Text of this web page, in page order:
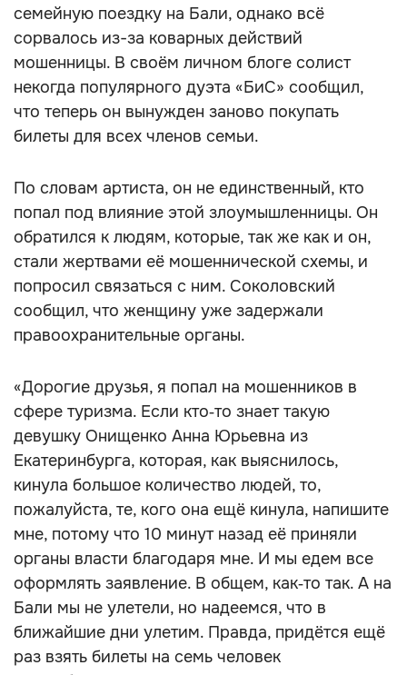
семейную поездку на Бали, однако всё
сорвалось из-за коварных действий
мошенницы. В своём личном блоге солист
некогда популярного дуэта «БиС» сообщил,
что теперь он вынужден заново покупать
билеты для всех членов семьи.
По словам артиста, он не единственный, кто
попал под влияние этой злоумышленницы. Он
обратился к людям, которые, так же как и он,
стали жертвами её мошеннической схемы, и
попросил связаться с ним. Соколовский
сообщил, что женщину уже задержали
правоохранительные органы.
«Дорогие друзья, я попал на мошенников в
сфере туризма. Если кто‑то знает такую
девушку Онищенко Анна Юрьевна из
Екатеринбурга, которая, как выяснилось,
кинула большое количество людей, то,
пожалуйста, те, кого она ещё кинула, напишите
мне, потому что 10 минут назад её приняли
органы власти благодаря мне. И мы едем все
оформлять заявление. В общем, как‑то так. А на
Бали мы не улетели, но надеемся, что в
ближайшие дни улетим. Правда, придётся ещё
раз взять билеты на семь человек